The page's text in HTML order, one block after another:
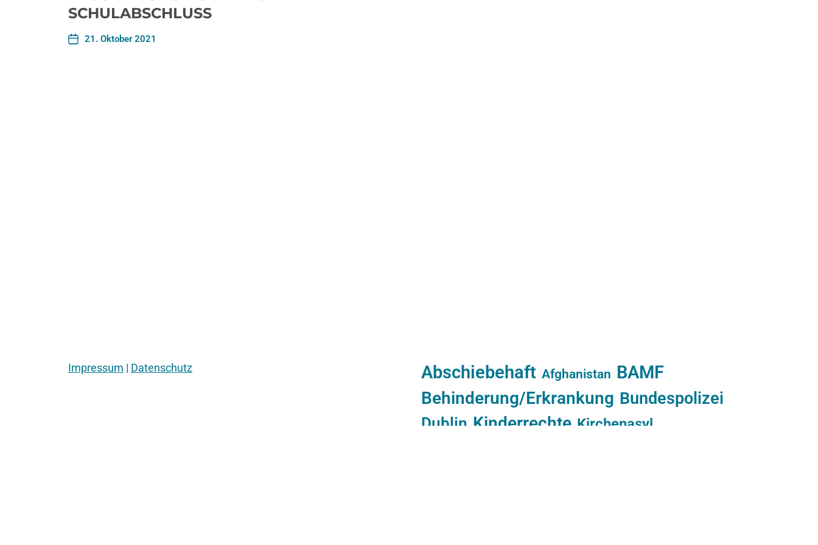
SCHULABSCHLUSS
21. Oktober 2021
Impressum | Datenschutz Abschiebehaft Afghanistan BAMF
Behinderung/Erkrankung Bundespolizei
Dublin Kinderrechte Kirchenasyl